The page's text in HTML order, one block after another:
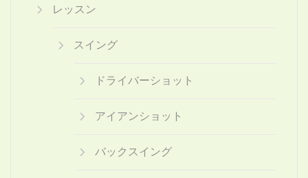
レッスン
スイング
ドライバーショット
アイアンショット
バックスイング